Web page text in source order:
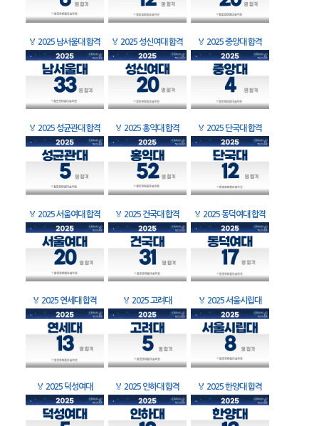
🏅 2025 남서울대 합격 🏅 2025 성신여대 합격 🏅 2025 중앙대 합격
🏅 2025 성균관대 합격 🏅 2025 홍익대 합격 🏅 2025 단국대 합격
🏅 2025 서울여대 합격 🏅 2025 건국대 합격 🏅 2025 동덕여대 합격
🏅 2025 연세대 합격 🏅 2025 고려대 🏅 2025 서울시립대
🏅 2025 덕성여대 🏅 2025 인하대 합격 🏅 2025 한양대 합격